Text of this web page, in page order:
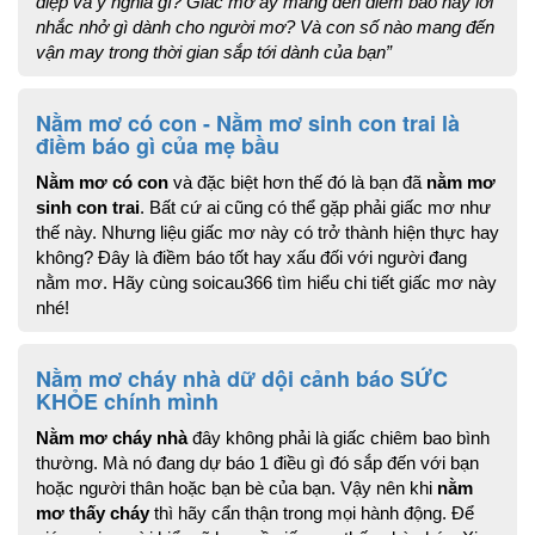
nhắc nhở gì dành cho người mơ? Và con số nào mang đến
vận may trong thời gian sắp tới dành của bạn”
Nằm mơ có con - Nằm mơ sinh con trai là
điềm báo gì của mẹ bầu
Nằm mơ có con và đặc biệt hơn thế đó là bạn đã nằm mơ
sinh con trai. Bất cứ ai cũng có thể gặp phải giấc mơ như
thế này. Nhưng liệu giấc mơ này có trở thành hiện thực hay
không? Đây là điềm báo tốt hay xấu đối với người đang
nằm mơ. Hãy cùng soicau366 tìm hiểu chi tiết giấc mơ này
nhé!
Nằm mơ cháy nhà dữ dội cảnh báo SỨC
KHỎE chính mình
Nằm mơ cháy nhà đây không phải là giấc chiêm bao bình
thường. Mà nó đang dự báo 1 điều gì đó sắp đến với bạn
hoặc người thân hoặc bạn bè của bạn. Vậy nên khi nằm
mơ thấy cháy thì hãy cẩn thận trong mọi hành động. Để